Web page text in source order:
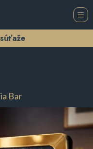
Bar